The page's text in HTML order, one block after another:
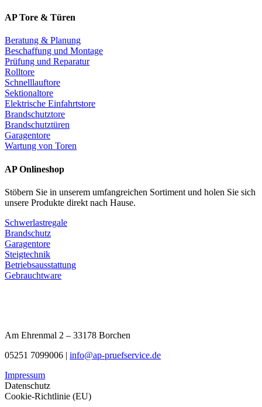
AP Tore & Türen
Beratung & Planung
Beschaffung und Montage
Prüfung und Reparatur
Rolltore
Schnelllauftore
Sektionaltore
Elektrische Einfahrtstore
Brandschutztore
Brandschutztüren
Garagentore
Wartung von Toren
AP Onlineshop
Stöbern Sie in unserem umfangreichen Sortiment und holen Sie sich
unsere Produkte direkt nach Hause.
Schwerlastregale
Brandschutz
Garagentore
Steigtechnik
Betriebsausstattung
Gebrauchtware
Am Ehrenmal 2 – 33178 Borchen
05251 7099006 | info@ap-pruefservice.de
Impressum
Datenschutz
Cookie-Richtlinie (EU)